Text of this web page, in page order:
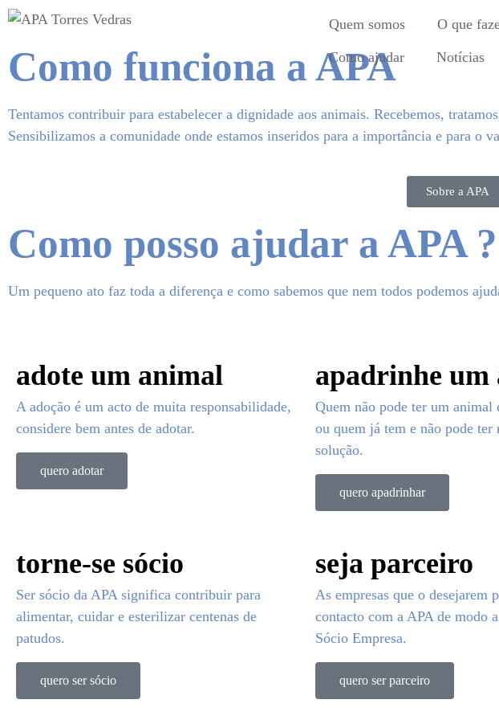
Quem somos O que
Como ajudar Notícias
Como funciona a APA
Tentamos contribuir para estabelecer a dignidade aos animais. Recebemos,
Sensibilizamos a comunidade onde estamos inseridos para a importância e para o
Sobre a APA
Como posso ajudar a APA ?
Um pequeno ato faz toda a diferença e como sabemos que nem todos podemos
adote um animal
A adoção é um acto de muita responsabilidade,
considere bem antes de adotar.
quero adotar
apadrinhe um
Quem não pode ter um animal
ou quem já tem e não pode ter
solução.
quero apadrinhar
torne-se sócio
Ser sócio da APA significa contribuir para
alimentar, cuidar e esterilizar centenas de
patudos.
quero ser sócio
seja parceiro
As empresas que o desejarem
contacto com a APA de modo
Sócio Empresa.
quero ser parceiro